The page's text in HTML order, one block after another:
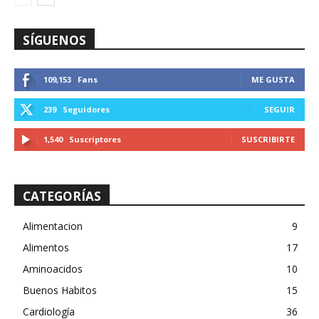
SÍGUENOS
109,153 Fans ME GUSTA
239 Seguidores SEGUIR
1,540 Suscriptores SUSCRIBIRTE
CATEGORÍAS
Alimentacion
9
Alimentos
17
Aminoacidos
10
Buenos Habitos
15
Cardiología
36